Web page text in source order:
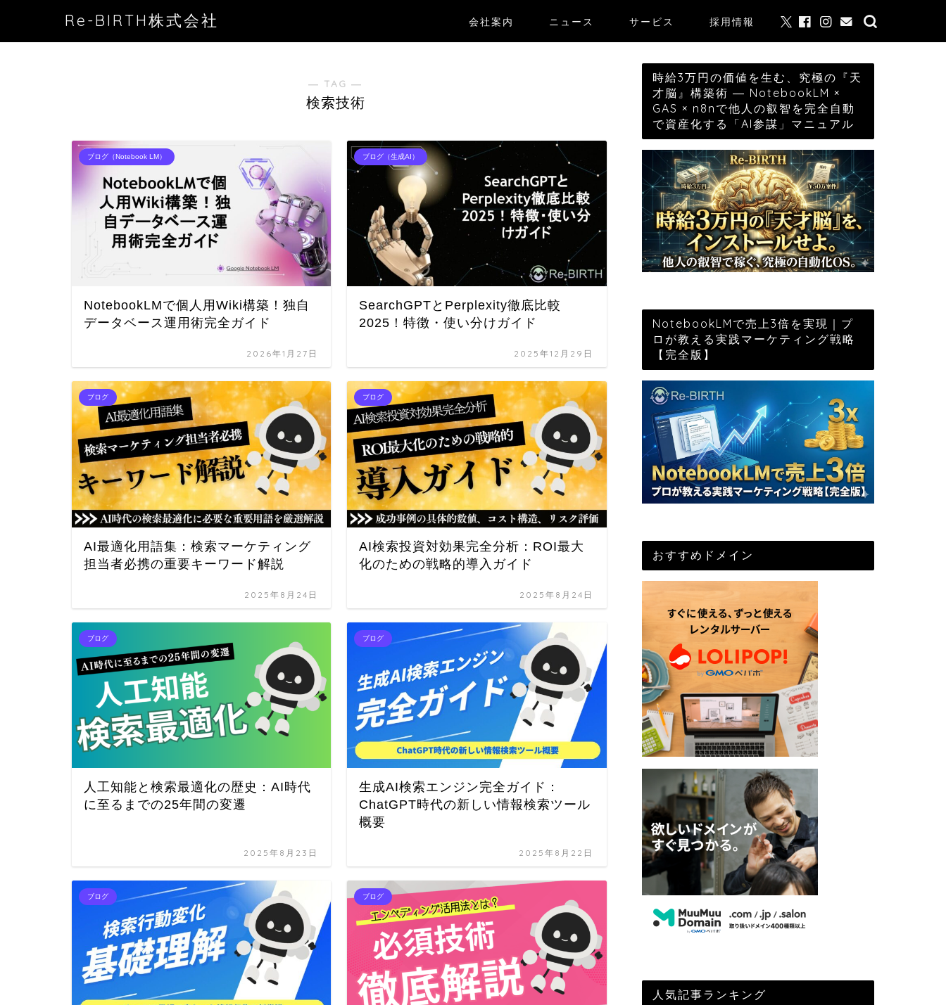
Re-BIRTH株式会社 会社案内 ニュース サービス 採用情報
― TAG ―
検索技術
ブログ（Notebook LM）
NotebookLMで個人用Wiki構築！独自
データベース運用術完全ガイド
2026年1月27日
ブログ（生成AI）
SearchGPTとPerplexity徹底比較
2025！特徴・使い分けガイド
2025年12月29日
ブログ
AI最適化用語集：検索マーケティング
担当者必携の重要キーワード解説
2025年8月24日
ブログ
AI検索投資対効果完全分析：ROI最大
化のための戦略的導入ガイド
2025年8月24日
ブログ
人工知能と検索最適化の歴史：AI時代
に至るまでの25年間の変遷
2025年8月23日
ブログ
生成AI検索エンジン完全ガイド：
ChatGPT時代の新しい情報検索ツール
概要
2025年8月22日
ブログ ブログ
時給3万円の価値を生む、究極の『天
才脳』構築術 ― NotebookLM ×
GAS × n8nで他人の叡智を完全自動
で資産化する「AI参謀」マニュアル
NotebookLMで売上3倍を実現｜プ
ロが教える実践マーケティング戦略
【完全版】
おすすめドメイン
人気記事ランキング